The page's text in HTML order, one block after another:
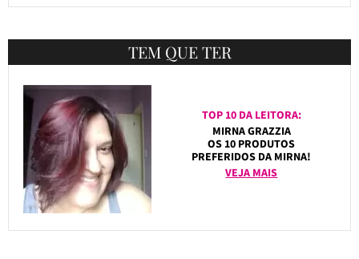
TEM QUE TER
TOP 10 DA LEITORA:
MIRNA GRAZZIA
OS 10 PRODUTOS
PREFERIDOS DA MIRNA!
VEJA MAIS